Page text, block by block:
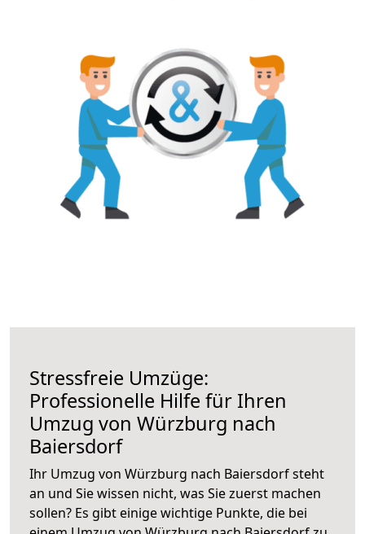
Stressfreie Umzüge:
Professionelle Hilfe für Ihren
Umzug von Würzburg nach
Baiersdorf
Ihr Umzug von Würzburg nach Baiersdorf steht
an und Sie wissen nicht, was Sie zuerst machen
sollen? Es gibt einige wichtige Punkte, die bei